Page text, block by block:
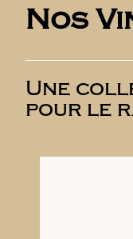
Nos
Une
pour le